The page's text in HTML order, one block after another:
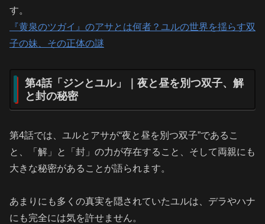
す。
『黄泉のツガイ』のアサとは何者？ユルの世界を揺らす双
子の妹、その正体の謎
第4話「ジンとユル」｜夜と昼を別つ双子、解
と封の秘密
第4話では、ユルとアサが“夜と昼を別つ双子”であるこ
と、「解」と「封」の力が存在すること、そして両親にも
大きな秘密があることが語られます。
あまりにも多くの真実を隠されていたユルは、デラやハナ
にも完全には気を許せません。